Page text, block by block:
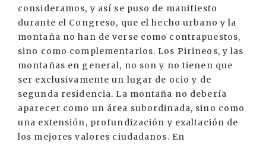
consideramos, y así se puso de manifiesto
durante el Congreso, que el hecho urbano y la
montaña no han de verse como contrapuestos,
sino como complementarios. Los Pirineos, y las
montañas en general, no son y no tienen que
ser exclusivamente un lugar de ocio y de
segunda residencia. La montaña no debería
aparecer como un área subordinada, sino como
una extensión, profundización y exaltación de
los mejores valores ciudadanos. En